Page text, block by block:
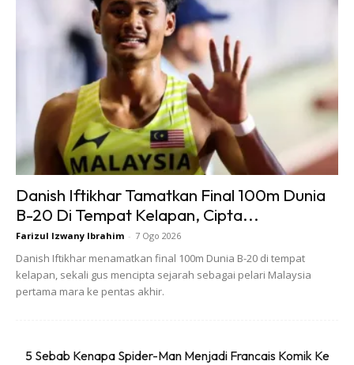
Royal Canin turut menawarkan pemeriksaan kesihatan
percuma untuk kucing yang dibawa oleh pemilik, sebagai
langkah proaktif dalam menjaga kesejahteraan haiwan
peliharaan.
Acara ini dibahagikan kepada beberapa zon interaktif
Kesihatan, di mana pengunjung dapat merasai sendiri
pengalaman pembelajaran yang menyeronokkan.
Danish Iftikhar Tamatkan Final 100m Dunia
B-20 Di Tempat Kelapan, Cipta...
Farizul Izwany Ibrahim - 7 Ogo 2026
Danish Iftikhar menamatkan final 100m Dunia B-20 di tempat
kelapan, sekali gus mencipta sejarah sebagai pelari Malaysia
pertama mara ke pentas akhir.
5 Sebab Kenapa Spider-Man Menjadi Francais Komik Ke